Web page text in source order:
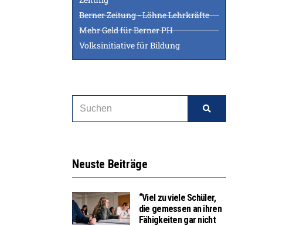
Berner Zeitung - Löhne Lehrkräfte
Mehr Geld für Berner PH
Volksinitiative für Bildung
Neuste Beiträge
“Viel zu viele Schüler,
die gemessen an ihren
Fähigkeiten gar nicht